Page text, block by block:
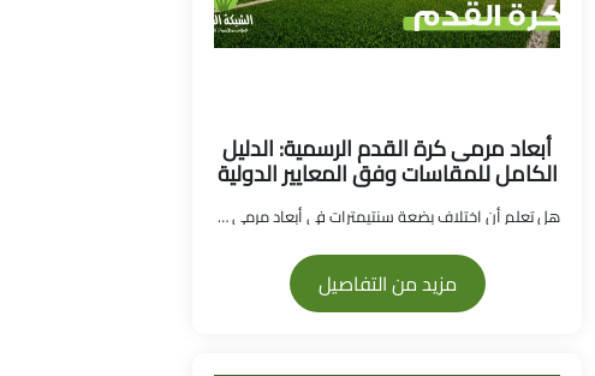
أبعاد مرمى كرة القدم الرسمية: الدليل
الكامل للمقاسات وفق المعايير الدولية
هل تعلم أن اختلاف بضعة سنتيمترات في أبعاد مرمى كرة...
مزيد من التفاصيل